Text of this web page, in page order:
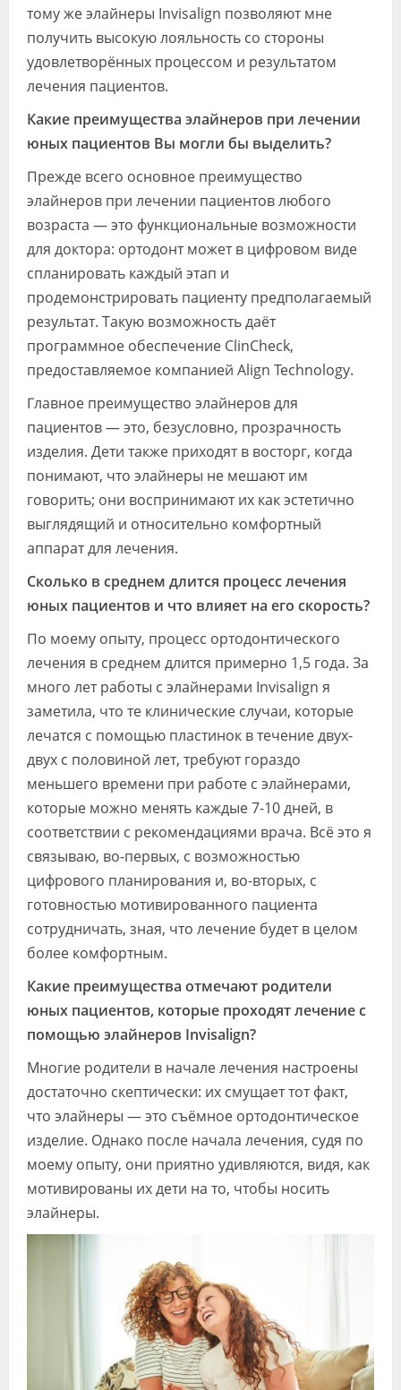
тому же элайнеры Invisalign позволяют мне
получить высокую лояльность со стороны
удовлетворённых процессом и результатом
лечения пациентов.
Какие преимущества элайнеров при лечении
юных пациентов Вы могли бы выделить?
Прежде всего основное преимущество
элайнеров при лечении пациентов любого
возраста — это функциональные возможности
для доктора: ортодонт может в цифровом виде
спланировать каждый этап и
продемонстрировать пациенту предполагаемый
результат. Такую возможность даёт
программное обеспечение ClinCheck,
предоставляемое компанией Align Technology.
Главное преимущество элайнеров для
пациентов — это, безусловно, прозрачность
изделия. Дети также приходят в восторг, когда
понимают, что элайнеры не мешают им
говорить; они воспринимают их как эстетично
выглядящий и относительно комфортный
аппарат для лечения.
Сколько в среднем длится процесс лечения
юных пациентов и что влияет на его скорость?
По моему опыту, процесс ортодонтического
лечения в среднем длится примерно 1,5 года. За
много лет работы с элайнерами Invisalign я
заметила, что те клинические случаи, которые
лечатся с помощью пластинок в течение двух-
двух с половиной лет, требуют гораздо
меньшего времени при работе с элайнерами,
которые можно менять каждые 7-10 дней, в
соответствии с рекомендациями врача. Всё это я
связываю, во-первых, с возможностью
цифрового планирования и, во-вторых, с
готовностью мотивированного пациента
сотрудничать, зная, что лечение будет в целом
более комфортным.
Какие преимущества отмечают родители
юных пациентов, которые проходят лечение с
помощью элайнеров Invisalign?
Многие родители в начале лечения настроены
достаточно скептически: их смущает тот факт,
что элайнеры — это съёмное ортодонтическое
изделие. Однако после начала лечения, судя по
моему опыту, они приятно удивляются, видя, как
мотивированы их дети на то, чтобы носить
элайнеры.